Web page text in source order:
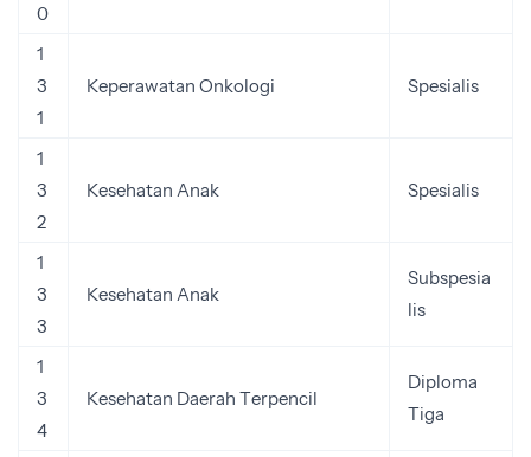
0
1
3
1
Keperawatan Onkologi Spesialis
1
3
2
Kesehatan Anak Spesialis
1
3
3
Kesehatan Anak
Subspesia
lis
1
3
4
Kesehatan Daerah Terpencil
Diploma
Tiga